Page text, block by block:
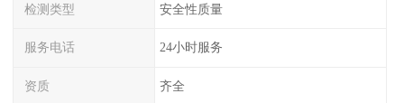
检测类型 安全性质量
服务电话 24小时服务
资质 齐全